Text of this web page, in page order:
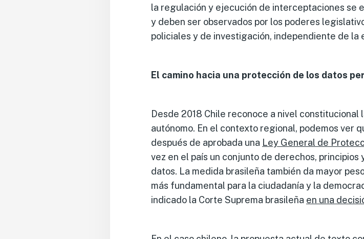
la regulación y ejecución de interceptaciones se
y deben ser observados por los poderes
policiales y de investigación, independiente de
El camino hacia una protección de los datos
Desde 2018 Chile reconoce a nivel
autónomo. En el contexto regional, podemos ver
después de aprobada una Ley General de
vez en el país un conjunto de derechos,
datos. La medida brasileña también da mayor
más fundamental para la ciudadanía y la
indicado la Corte Suprema brasileña en una